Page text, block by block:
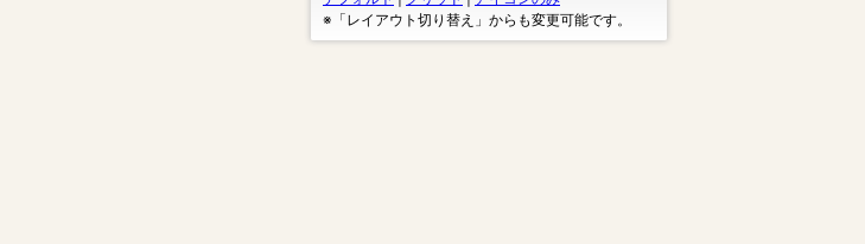
※「レイアウト切り替え」からも変更可能です。